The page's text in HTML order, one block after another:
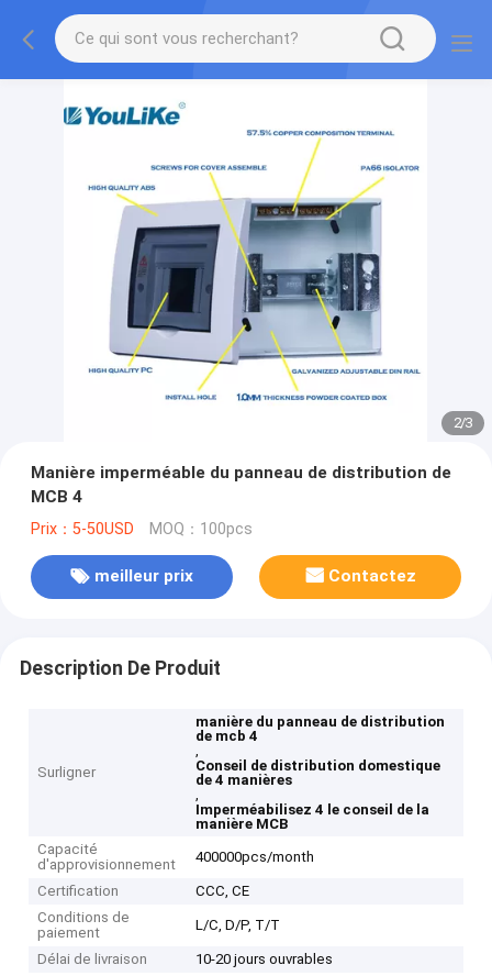
2/3
Manière imperméable du panneau de distribution de
MCB 4
Prix：5-50USD MOQ：100pcs
meilleur prix Contactez
Description De Produit
Surligner
manière du panneau de distribution
de mcb 4
,
Conseil de distribution domestique
de 4 manières
,
Imperméabilisez 4 le conseil de la
manière MCB
Capacité
d'approvisionnement
400000pcs/month
Certification
CCC, CE
Conditions de
paiement
L/C, D/P, T/T
Délai de livraison 10-20 jours ouvrables